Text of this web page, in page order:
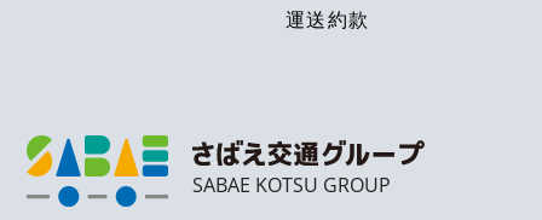
運送約款
SABAE KOTSU GROUP